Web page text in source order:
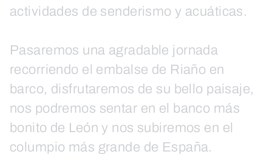
actividades de senderismo y acuáticas.
Pasaremos una agradable jornada
recorriendo el embalse de Riaño en
barco, disfrutaremos de su bello paisaje,
nos podremos sentar en el banco más
bonito de León y nos subiremos en el
columpio más grande de España.